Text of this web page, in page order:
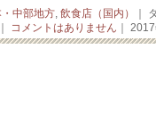
・中部地方, 飲食店（国内） ｜
コメントはありません ｜